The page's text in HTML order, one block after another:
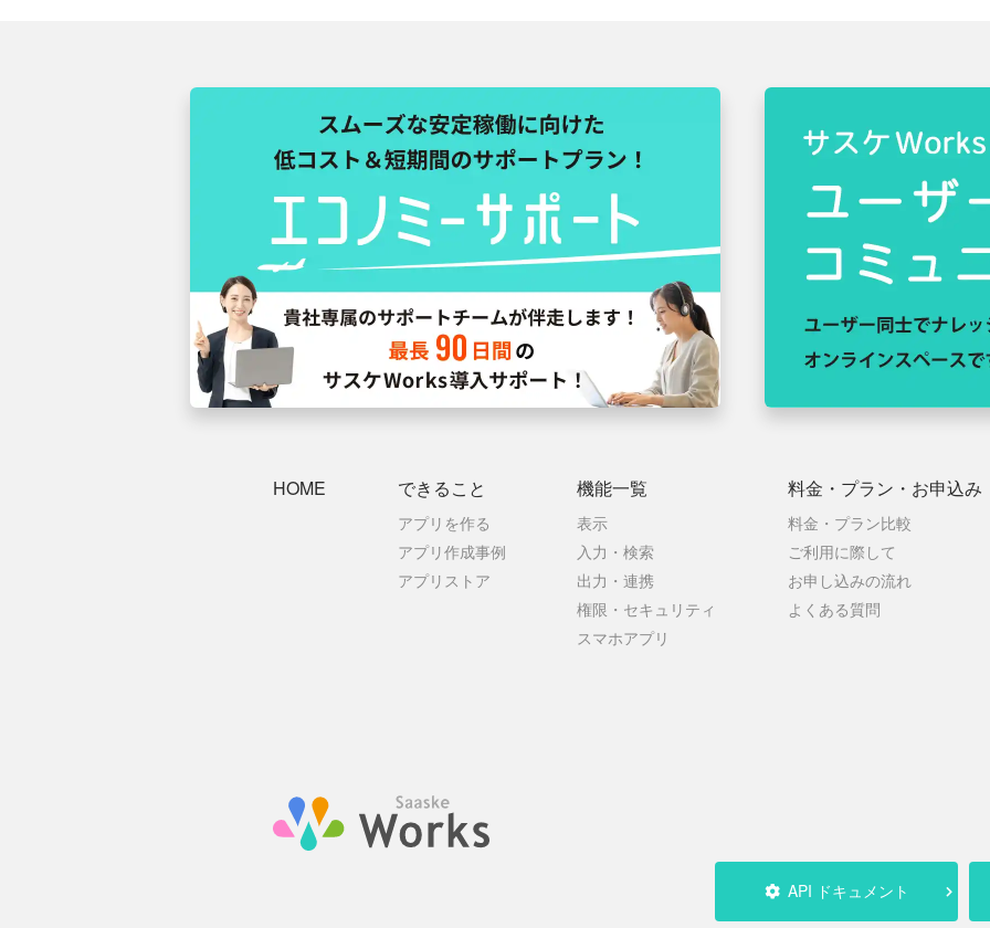
HOME できること
アプリを作る
アプリ作成事例
アプリストア
機能一覧
表示
入力・検索
出力・連携
権限・セキュリティ
スマホアプリ
料金・プラン・ お申込み
料金・プラン比較
ご利用に際して
お申し込みの流れ
よくある質問
API ドキュメント